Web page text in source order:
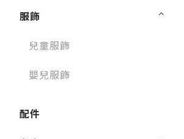
服飾
兒童服飾
嬰兒服飾
配件